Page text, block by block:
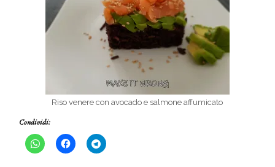
Riso venere con avocado e salmone affumicato
Condividi: